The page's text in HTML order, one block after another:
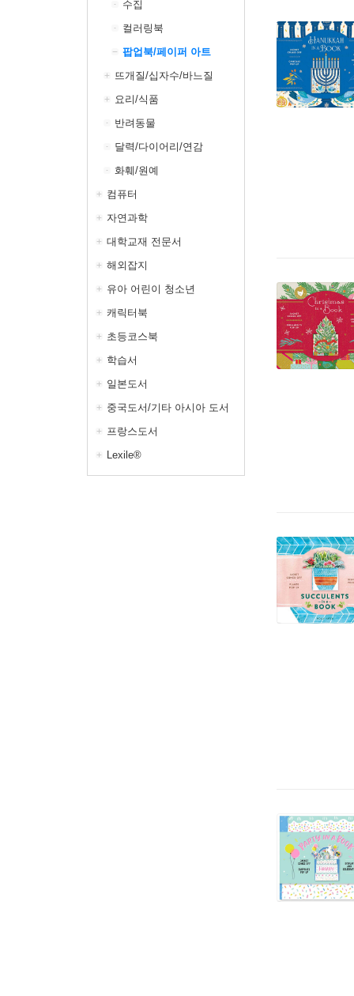
수집
컬러링북
팝업북/페이퍼 아트
뜨개질/십자수/바느질
요리/식품
반려동물
달력/다이어리/연감
화훼/원예
컴퓨터
자연과학
대학교재 전문서
해외잡지
유아 어린이 청소년
캐릭터북
초등코스북
학습서
일본도서
중국도서/기타 아시아 도서
프랑스도서
Lexile®